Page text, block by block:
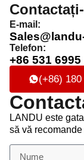
E-mail:
Telefon:
+86 531 6995
(+86)
LANDU este
să vă